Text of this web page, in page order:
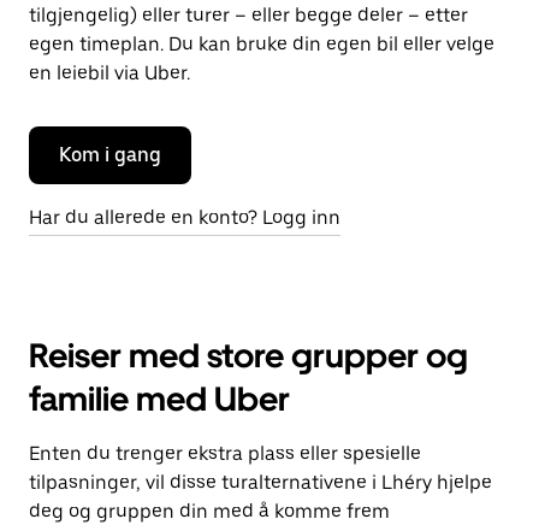
tilgjengelig) eller turer – eller begge deler – etter
egen timeplan. Du kan bruke din egen bil eller velge
en leiebil via Uber.
Kom i gang
Har du allerede en konto? Logg inn
Reiser med store grupper og
familie med Uber
Enten du trenger ekstra plass eller spesielle
tilpasninger, vil disse turalternativene i Lhéry hjelpe
deg og gruppen din med å komme frem